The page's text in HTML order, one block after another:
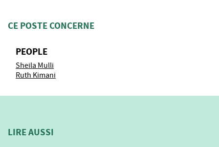
CE POSTE CONCERNE
PEOPLE
Sheila Mulli
Ruth Kimani
LIRE AUSSI